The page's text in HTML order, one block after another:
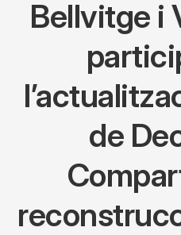
Bellvitge i
de